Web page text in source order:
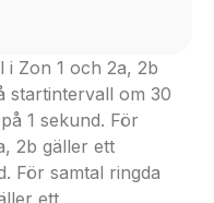
i Zon 1 och 2a, 2b
startintervall om 30
1 sekund. För
2b gäller ett
För samtal ringda